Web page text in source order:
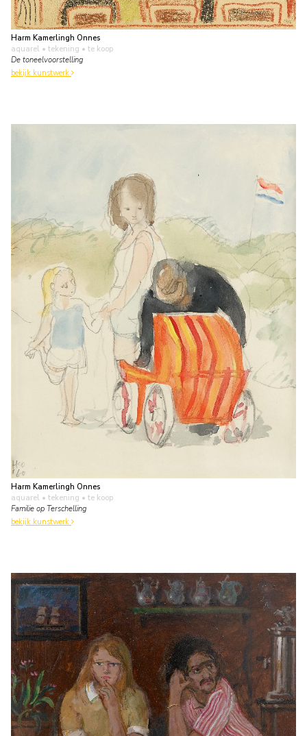
Harm Kamerlingh Onnes
aquarel • tekening • te koop
De toneelvoorstelling
bekijk kunstwerk
Harm Kamerlingh Onnes
aquarel • tekening • te koop
Familie op Terschelling
bekijk kunstwerk